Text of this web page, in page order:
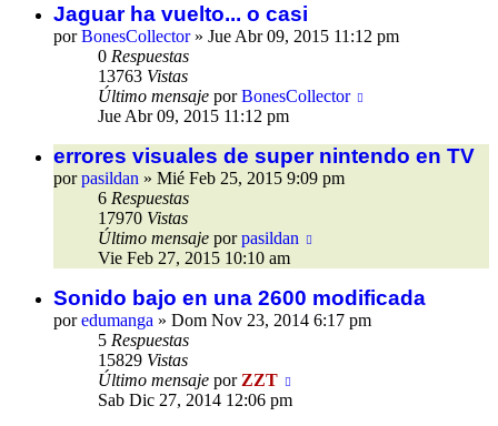
Jaguar ha vuelto... o casi
porBonesCollector» Jue Abr 09, 2015 11:12 pm
0 Respuestas
13763 Vistas
Último mensaje porBonesCollector
Jue Abr 09, 2015 11:12 pm
errores visuales de super nintendo en TV
porpasildan » Mié Feb 25, 2015 9:09 pm
6 Respuestas
17970 Vistas
Último mensaje porpasildan
Vie Feb 27, 2015 10:10 am
Sonido bajo en una 2600 modificada
poredumanga » Dom Nov 23, 2014 6:17 pm
5 Respuestas
15829 Vistas
Último mensaje por ZZT
Sab Dic 27, 2014 12:06 pm